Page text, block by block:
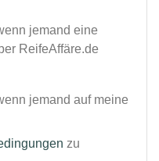
jemand eine
ReifeAffäre.de
jemand auf meine
zu